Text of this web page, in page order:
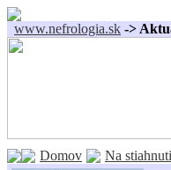
www.nefrologia.sk ->
Domov Na